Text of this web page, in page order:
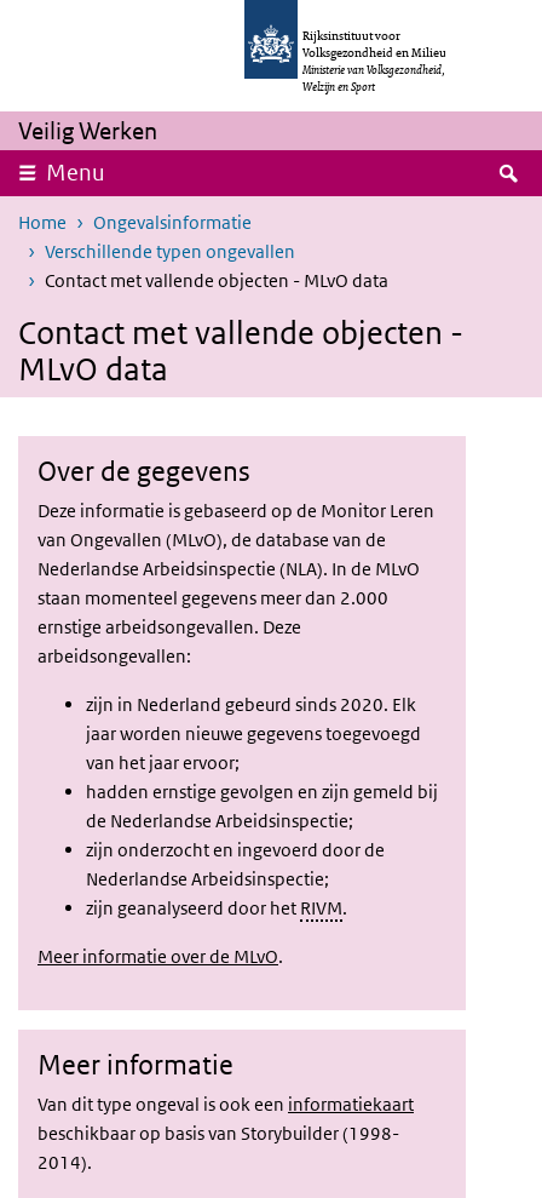
Overslaan en naar de inhoud gaan
Rijksinstituut voor
Volksgezondheid en Milieu
Ministerie van Volksgezondheid,
Welzijn en Sport
Veilig Werken
Menu
Home
Ongevalsinformatie
Verschillende typen ongevallen
Contact met vallende objecten - MLvO data
Contact met vallende objecten -
MLvO data
Over de gegevens
Deze informatie is gebaseerd op de Monitor Leren
van Ongevallen (MLvO), de database van de
Nederlandse Arbeidsinspectie (NLA). In de MLvO
staan momenteel gegevens meer dan 2.000
ernstige arbeidsongevallen. Deze
arbeidsongevallen:
zijn in Nederland gebeurd sinds 2020. Elk
jaar worden nieuwe gegevens toegevoegd
van het jaar ervoor;
hadden ernstige gevolgen en zijn gemeld bij
de Nederlandse Arbeidsinspectie;
zijn onderzocht en ingevoerd door de
Nederlandse Arbeidsinspectie;
zijn geanalyseerd door het RIVM.
Meer informatie over de MLvO.
Meer informatie
Van dit type ongeval is ook een informatiekaart
beschikbaar op basis van Storybuilder (1998-
2014).